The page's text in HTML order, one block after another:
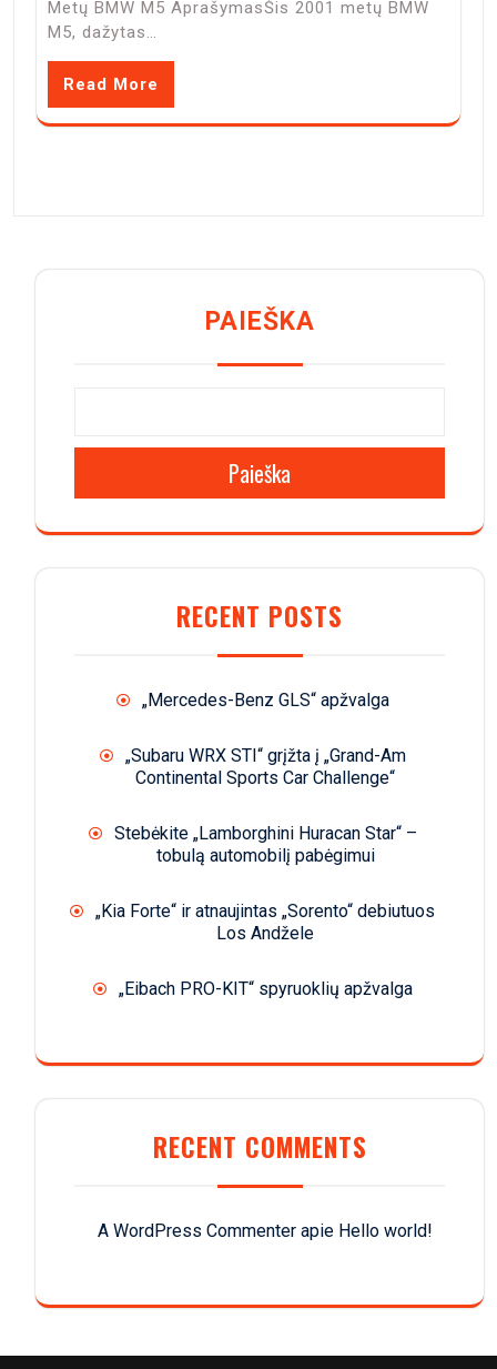
Metų BMW M5 AprašymasŠis 2001 metų BMW
M5, dažytas…
Read More
PAIEŠKA
Paieška
RECENT POSTS
„Mercedes-Benz GLS“ apžvalga
„Subaru WRX STI“ grįžta į „Grand-Am
Continental Sports Car Challenge“
Stebėkite „Lamborghini Huracan Star“ –
tobulą automobilį pabėgimui
„Kia Forte“ ir atnaujintas „Sorento“ debiutuos
Los Andžele
„Eibach PRO-KIT“ spyruoklių apžvalga
RECENT COMMENTS
A WordPress Commenter apie Hello world!